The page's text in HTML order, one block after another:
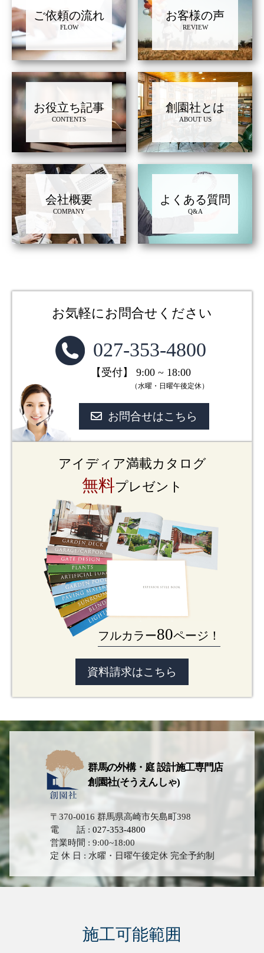
ご依頼の流れ
FLOW
お客様の声
REVIEW
お役立ち記事
CONTENTS
創園社とは
ABOUT US
会社概要
COMPANY
よくある質問
Q&A
お気軽にお問合せください
027-353-4800
【受付】 9:00 ~ 18:00
（水曜・日曜午後定休）
お問合せはこちら
アイディア満載カタログ
無料プレゼント
フルカラー80ページ！
資料請求はこちら
群馬の外構・庭 設計施工専門店
創園社(そうえんしゃ)
〒370-0016 群馬県高崎市矢島町398
電 話 : 027-353-4800
営業時間 : 9:00~18:00
定 休 日 : 水曜・日曜午後定休 完全予約制
施工可能範囲